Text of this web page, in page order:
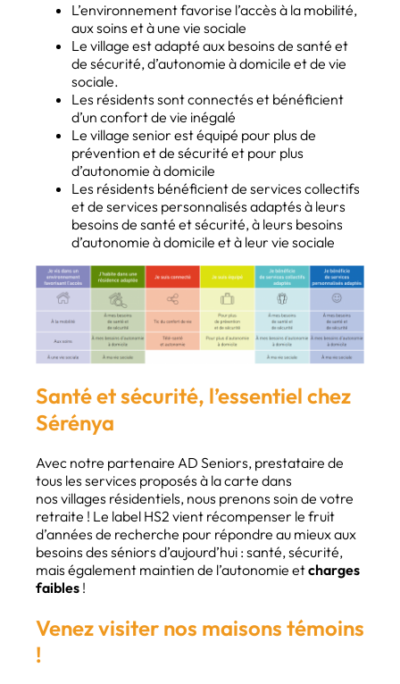
L’environnement favorise l’accès à la mobilité,
aux soins et à une vie sociale
Le village est adapté aux besoins de santé et
de sécurité, d’autonomie à domicile et de vie
sociale.
Les résidents sont connectés et bénéficient
d’un confort de vie inégalé
Le village senior est équipé pour plus de
prévention et de sécurité et pour plus
d’autonomie à domicile
Les résidents bénéficient de services collectifs
et de services personnalisés adaptés à leurs
besoins de santé et sécurité, à leurs besoins
d’autonomie à domicile et à leur vie sociale
Santé et sécurité, l’essentiel chez
Sérénya
Avec notre partenaire AD Seniors, prestataire de
tous les services proposés à la carte dans
nos villages résidentiels, nous prenons soin de votre
retraite ! Le label HS2 vient récompenser le fruit
d’années de recherche pour répondre au mieux aux
besoins des séniors d’aujourd’hui : santé, sécurité,
mais également maintien de l’autonomie etcharges
faibles !
Venez visiter nos maisons témoins
!